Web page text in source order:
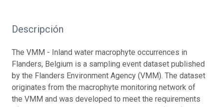
Descripción
The VMM - Inland water macrophyte occurrences in
Flanders, Belgium is a sampling event dataset published
by the Flanders Environment Agency (VMM). The dataset
originates from the macrophyte monitoring network of
the VMM and was developed to meet the requirements